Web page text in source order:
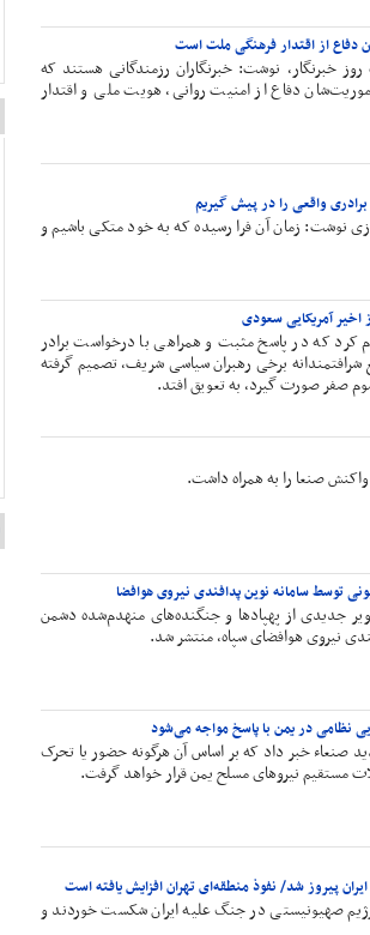
دفاع از اقتدار فرهنگی ملت است
خبرنگار، نوشت: خبرنگاران رزمندگانی هستند که
دفاع از امنیت روانی، هویت ملی و اقتدار
واقعی را در پیش گیریم
نوشت: زمان آن فرا رسیده که به خود متکی باشیم و
اخیر آمریکایی سعودی
کرد که در پاسخ مثبت و همراهی با درخواست برادر
برخی رهبران سیاسی شریف، تصمیم گرفته
صفر صورت گیرد، به تعویق افتد.
واکنش صنعا را به همراه داشت.
توسط سامانه‌ نوین پدافندی نیروی هوافضا
جدیدی از پهپادها و جنگنده‌های منهدم‌شده دشمن
نیروی هوافضای سپاه، منتشر شد.
نظامی در یمن با پاسخ مواجه می‌شود
صنعاء خبر داد که بر اساس آن هرگونه حضور یا تحرک
نیروهای مسلح یمن قرار خواهد گرفت.
پیروز شد/ نفوذ منطقه‌ای تهران افزایش یافته است
صهیونیستی در جنگ علیه ایران شکست خوردند و